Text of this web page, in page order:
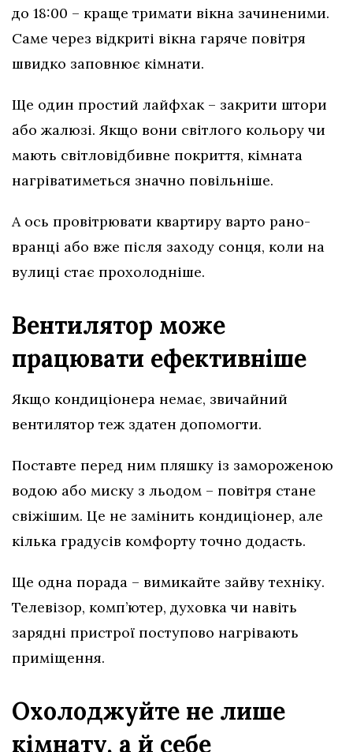
до 18:00 – краще тримати вікна зачиненими.
Саме через відкриті вікна гаряче повітря
швидко заповнює кімнати.
Ще один простий лайфхак – закрити штори
або жалюзі. Якщо вони світлого кольору чи
мають світловідбивне покриття, кімната
нагріватиметься значно повільніше.
А ось провітрювати квартиру варто рано-
вранці або вже після заходу сонця, коли на
вулиці стає прохолодніше.
Вентилятор може
працювати ефективніше
Якщо кондиціонера немає, звичайний
вентилятор теж здатен допомогти.
Поставте перед ним пляшку із замороженою
водою або миску з льодом – повітря стане
свіжішим. Це не замінить кондиціонер, але
кілька градусів комфорту точно додасть.
Ще одна порада – вимикайте зайву техніку.
Телевізор, комп’ютер, духовка чи навіть
зарядні пристрої поступово нагрівають
приміщення.
Охолоджуйте не лише
кімнату, а й себе